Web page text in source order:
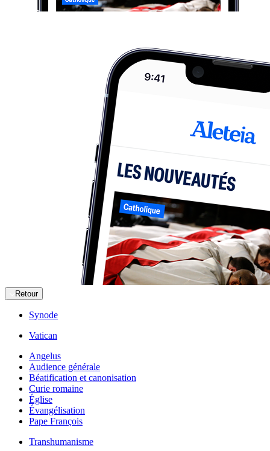
Retour
Synode
Vatican
Angelus
Audience générale
Béatification et canonisation
Curie romaine
Église
Évangélisation
Pape François
Transhumanisme